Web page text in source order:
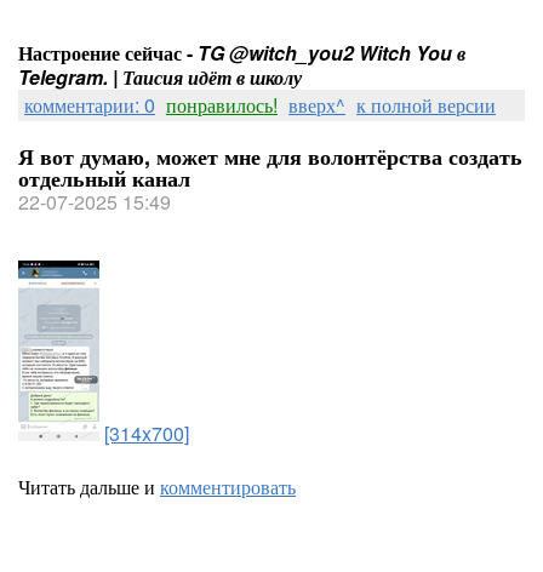
Настроение сейчас - TG @witch_you2 Witch You в
Telegram. | Таисия идёт в школу
комментарии: 0 понравилось! вверх^ к полной версии
Я вот думаю, может мне для волонтёрства создать
отдельный канал
22-07-2025 15:49
[314x700]
Читать дальше и комментировать